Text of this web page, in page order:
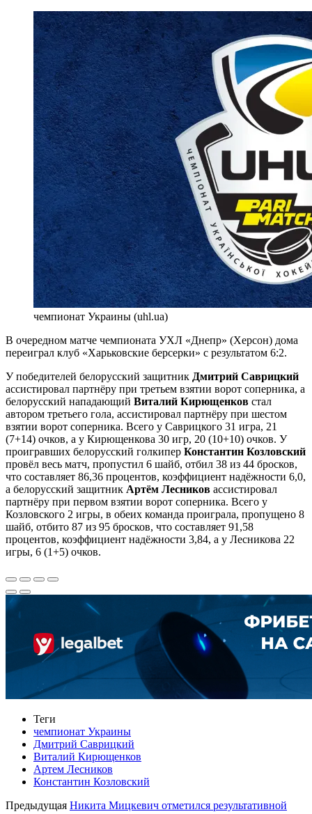
чемпионат Украины (uhl.ua)
В очередном матче чемпионата УХЛ «Днепр» (Херсон) дома
переиграл клуб «Харьковские берсерки» с результатом 6:2.
У победителей белорусский защитник Дмитрий Саврицкий
ассистировал партнёру при третьем взятии ворот соперника, а
белорусский нападающий Виталий Кирющенков стал
автором третьего гола, ассистировал партнёру при шестом
взятии ворот соперника. Всего у Саврицкого 31 игра, 21
(7+14) очков, а у Кирющенкова 30 игр, 20 (10+10) очков. У
проигравших белорусский голкипер Константин Козловский
провёл весь матч, пропустил 6 шайб, отбил 38 из 44 бросков,
что составляет 86,36 процентов, коэффициент надёжности 6,0,
а белорусский защитник Артём Лесников ассистировал
партнёру при первом взятии ворот соперника. Всего у
Козловского 2 игры, в обеих команда проиграла, пропущено 8
шайб, отбито 87 из 95 бросков, что составляет 91,58
процентов, коэффициент надёжности 3,84, а у Лесникова 22
игры, 6 (1+5) очков.
Теги
чемпионат Украины
Дмитрий Саврицкий
Виталий Кирющенков
Артем Лесников
Константин Козловский
Предыдущая Никита Мицкевич отметился результативной